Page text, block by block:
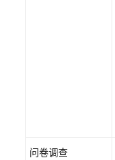
管
问卷调查